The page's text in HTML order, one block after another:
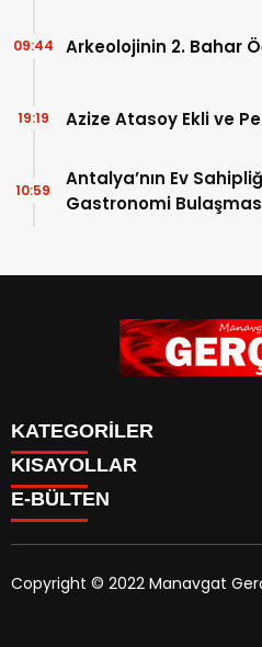
Arkeolojinin 2. Bahar
09:44
Azize Atasoy Ekli ve
19:19
Antalya’nın Ev
Gastronomi
10:59
KATEGORİLER
Siyaset
Eğitim
Yazarlar
KISAYOLLAR
E-BÜLTEN
Copyright © 2022 Manavgat